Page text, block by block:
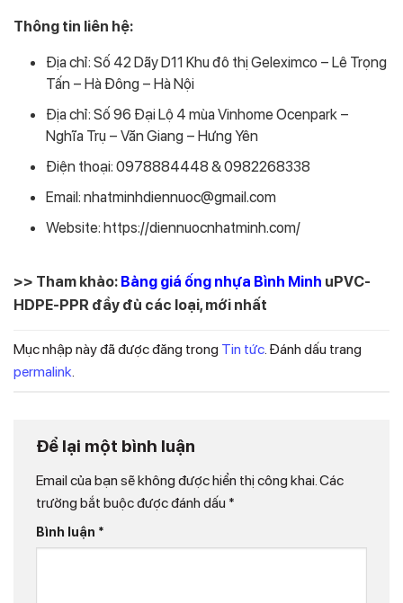
Thông tin liên hệ:
Địa chỉ: Số 42 Dãy D11 Khu đô thị Geleximco – Lê Trọng
Tấn – Hà Đông – Hà Nội
Địa chỉ: Số 96 Đại Lộ 4 mùa Vinhome Ocenpark –
Nghĩa Trụ – Văn Giang – Hưng Yên
Điện thoại: 0978884448 & 0982268338
Email: nhatminhdiennuoc@gmail.com
Website: https://diennuocnhatminh.com/
>> Tham khảo: Bảng giá ống nhựa Bình Minh uPVC-
HDPE-PPR đầy đủ các loại, mới nhất
Mục nhập này đã được đăng trong Tin tức. Đánh dấu trang
permalink.
Để lại một bình luận
Email của bạn sẽ không được hiển thị công khai.Các
trường bắt buộc được đánh dấu *
Bình luận *